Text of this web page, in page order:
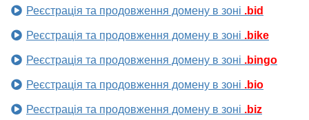
Реєстрація та продовження домену в зоні .bid
Реєстрація та продовження домену в зоні .bike
Реєстрація та продовження домену в зоні .bingo
Реєстрація та продовження домену в зоні .bio
Реєстрація та продовження домену в зоні .biz